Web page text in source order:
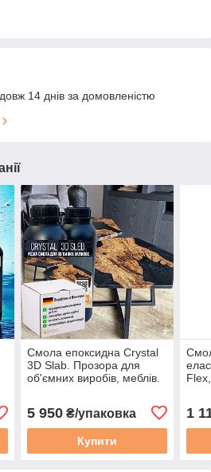
14 днів за домовленістю
Смола епоксидна Crystal
3D Slab. Прозора для
об'ємних виробів, меблів.
5 950₴/упаковка
Купити
1